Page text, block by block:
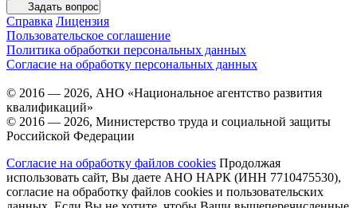
Задать вопрос
Справка Лицензия
Пользовательское соглашение
Политика обработки персональных данных
Согласие на обработку персональных данных
© 2016 — 2026, АНО «Национальное агентство развития
квалификаций»
© 2016 — 2026, Министерство труда и социальной защиты
Российской Федерации
Согласие на обработку файлов cookies Продолжая
использовать сайт, Вы даете АНО НАРК (ИНН 7710475530),
согласие на обработку файлов cookies и пользовательских